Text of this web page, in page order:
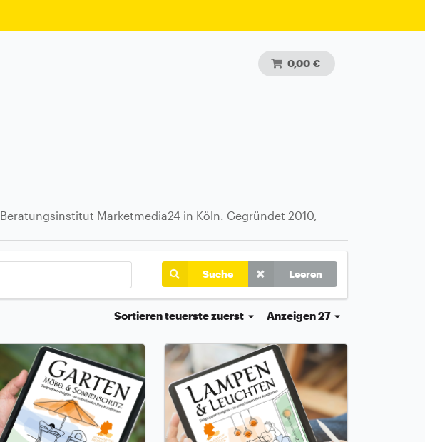
0,00 €
Marketmedia24 in Köln. Gegründet 2010,
Suche Leeren
Anzeigen 27
Sortierenteuerste zuerst